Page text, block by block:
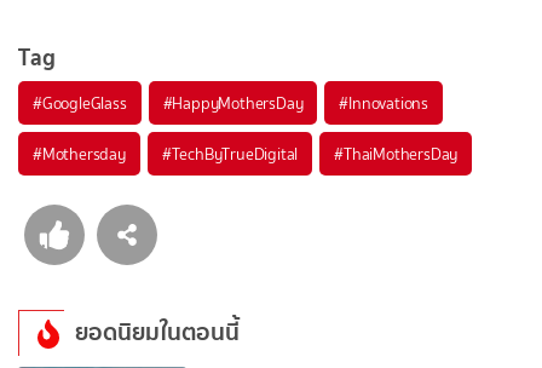
Tag
#GoogleGlass #HappyMothersDay #Innovations
#Mothersday #TechByTrueDigital #ThaiMothersDay
ยอดนิยมในตอนนี้